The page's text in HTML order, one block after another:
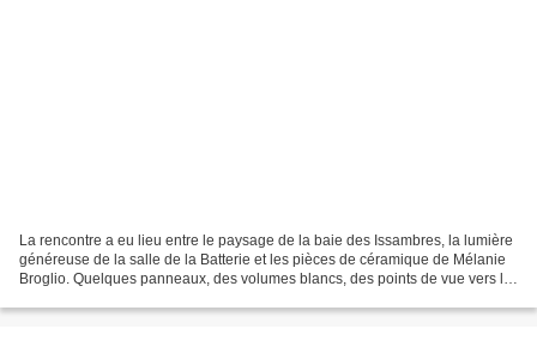
La rencontre a eu lieu entre le paysage de la baie des Issambres, la lumière
généreuse de la salle de la Batterie et les pièces de céramique de Mélanie
Broglio. Quelques panneaux, des volumes blancs, des points de vue vers la